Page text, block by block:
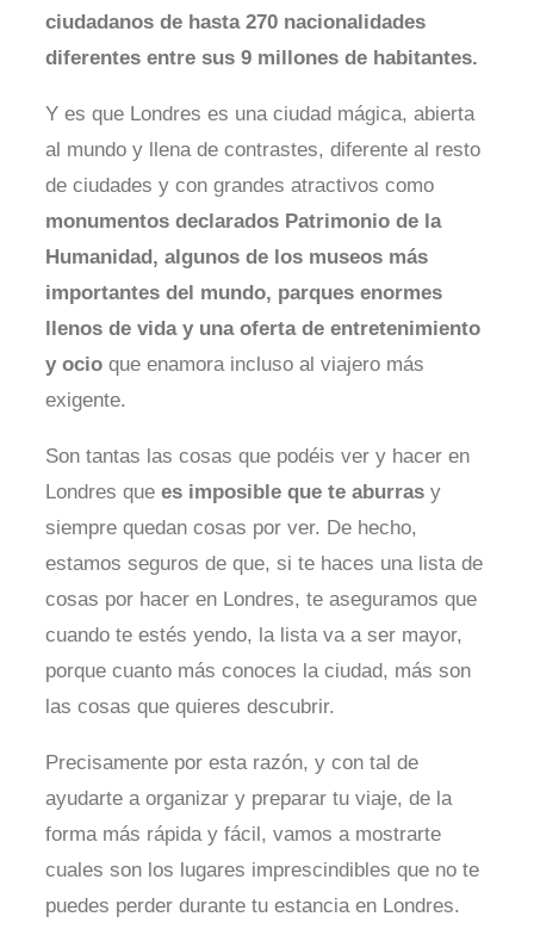
ciudadanos de hasta 270 nacionalidades
diferentes entre sus 9 millones de habitantes.
Y es que Londres es una ciudad mágica, abierta
al mundo y llena de contrastes, diferente al resto
de ciudades y con grandes atractivos como
monumentos declarados Patrimonio de la
Humanidad, algunos de los museos más
importantes del mundo, parques enormes
llenos de vida y una oferta de entretenimiento
y ocio que enamora incluso al viajero más
exigente.
Son tantas las cosas que podéis ver y hacer en
Londres quees imposible que te aburras y
siempre quedan cosas por ver. De hecho,
estamos seguros de que, si te haces una lista de
cosas por hacer en Londres, te aseguramos que
cuando te estés yendo, la lista va a ser mayor,
porque cuanto más conoces la ciudad, más son
las cosas que quieres descubrir.
Precisamente por esta razón, y con tal de
ayudarte a organizar y preparar tu viaje, de la
forma más rápida y fácil, vamos a mostrarte
cuales son los lugares imprescindibles que no te
puedes perder durante tu estancia en Londres.